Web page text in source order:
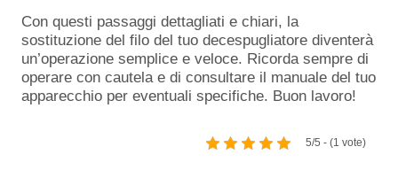
Con questi passaggi dettagliati e chiari, la
sostituzione del filo del tuo decespugliatore diventerà
un’operazione semplice e veloce. Ricorda sempre di
operare con cautela e di consultare il manuale del tuo
apparecchio per eventuali specifiche. Buon lavoro!
5/5 - (1 vote)